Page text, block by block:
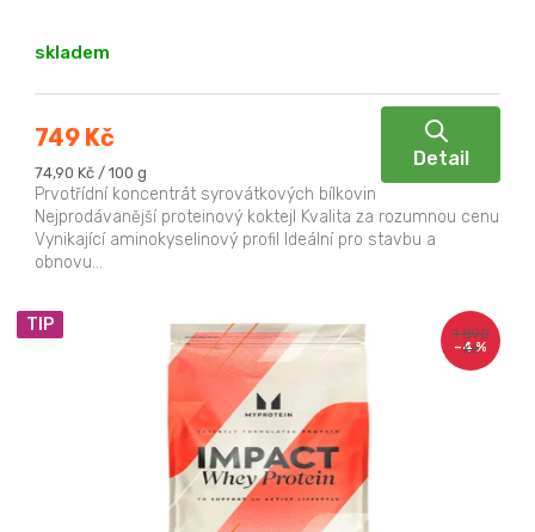
skladem
749 Kč
Měrná
cena:
74,90 Kč / 100 g
Detail
Prvotřídní koncentrát syrovátkových bílkovin
Nejprodávanější proteinový koktejl Kvalita za rozumnou cenu
Vynikající aminokyselinový profil Ideální pro stavbu a
obnovu...
TIP
1 890
Kč
–4 %